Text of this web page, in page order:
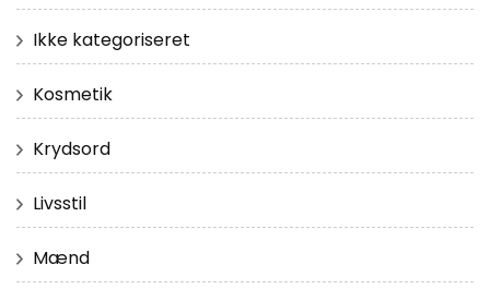
Ikke kategoriseret
Kosmetik
Krydsord
Livsstil
Mænd